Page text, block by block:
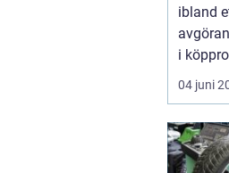
ibland
i
men
04 juni